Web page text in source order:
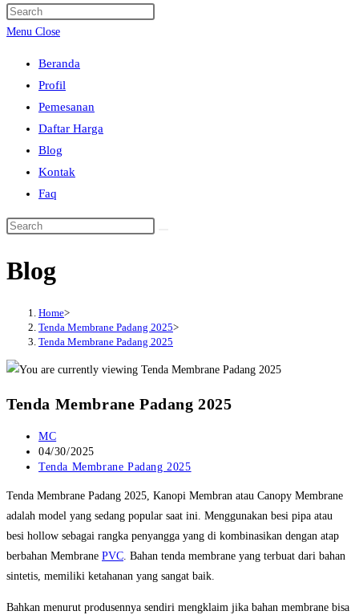
search
Menu Close
Beranda
Profil
Pemesanan
Daftar Harga
Blog
Kontak
Faq
Search
website
Blog
Home>
Tenda Membrane Padang 2025>
Tenda Membrane Padang 2025
Tenda Membrane Padang 2025
Post
author:
MC
Post
published:
04/30/2025
Post
Tenda Membrane Padang 2025
Tenda Membrane Padang 2025, Kanopi Membran atau Canopy Membrane
adalah model yang sedang popular saat ini. Menggunakan besi pipa atau
besi hollow sebagai rangka penyangga yang di kombinasikan dengan atap
berbahan Membrane PVC. Bahan tenda membrane yang terbuat dari bahan
sintetis, memiliki ketahanan yang sangat baik.
Bahkan menurut produsennya sendiri mengklaim jika bahan membrane bisa